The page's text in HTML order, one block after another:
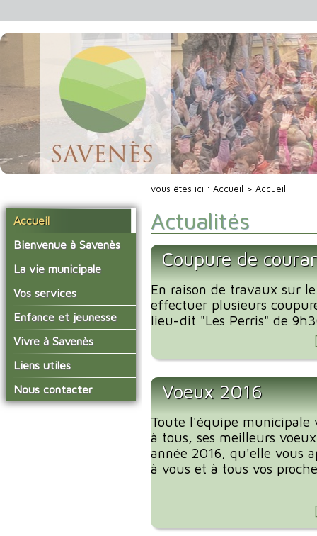
Accueil
Bienvenue à Savenès
Situer Savenès
Savenès en chiffre
L'histoire du village
Actualités de Savenès
sur ladepeche.fr
La vie municipale
Vos élus
Les compte-rendus du
conseil municipal
Les commissions
Les diverses
délégations/syndicats
L'urbanisme
Vos services
La mairie
Le service technique
Les services de l'école
Les installations
municipales
La collecte des ordures
Enfance et jeunesse
L'école primaire
La garderie et la cantine
Le temps périscolaire
La petite enfance
Vivre à Savenès
Agenda Salle des Fetes
Liens utiles
Communauté de
Communes Grand Sud
Tarn et Garonne
Nous contacter
vous êtes ici : Accueil > Accueil
Actualités
Coupure de
En raison de travaux sur
effectuer plusieurs
lieu-dit "Les Perris" de
Voeux 2016
Toute l'équipe municipale
à tous, ses meilleurs
année 2016, qu'elle vous
à vous et à tous vos